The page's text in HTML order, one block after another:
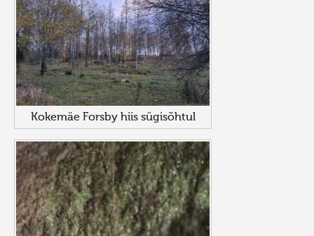
Kokemäe Forsby hiis sügisõhtul